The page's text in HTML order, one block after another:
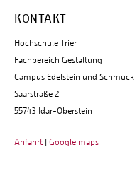
KONTAKT
Hochschule Trier
Fachbereich Gestaltung
Campus Edelstein und Schmuck
Saarstraße 2
55743 Idar-Oberstein
Anfahrt Google maps